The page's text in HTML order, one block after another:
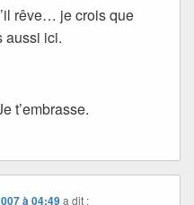
rêve… je crois que
aussi ici.
t’embrasse.
à 04:49 a dit :